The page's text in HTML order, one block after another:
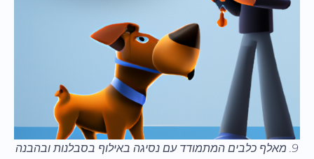
9. מאלף כלבים המתמודד עם נסיגה באילוף בסבלנות ובהבנה